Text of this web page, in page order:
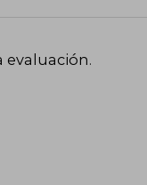
evaluación.